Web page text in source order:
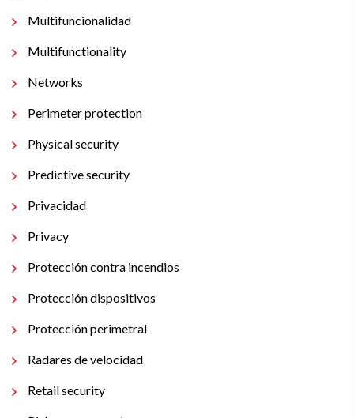
Multifuncionalidad
Multifunctionality
Networks
Perimeter protection
Physical security
Predictive security
Privacidad
Privacy
Protección contra incendios
Protección dispositivos
Protección perimetral
Radares de velocidad
Retail security